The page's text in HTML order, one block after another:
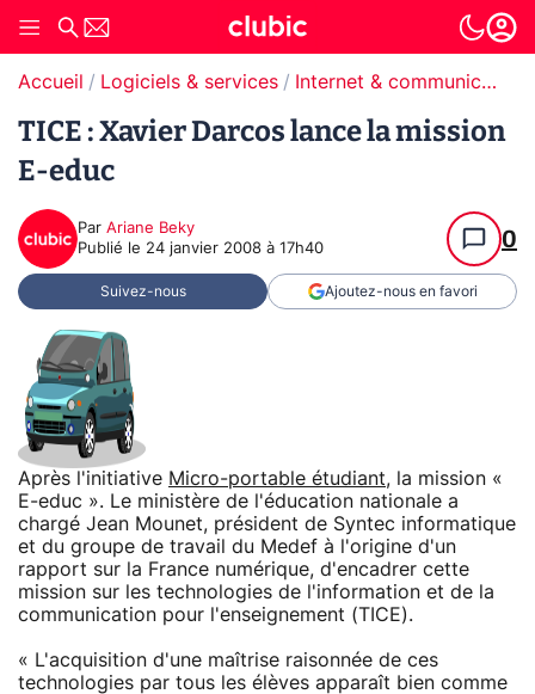
Accueil Logiciels & services Internet & communication
TICE : Xavier Darcos lance la mission
E-educ
Par Ariane Beky
Publié le 24 janvier 2008 à 17h40 0
Suivez-nous Ajoutez-nous en favori
Après l'initiative Micro-portable étudiant, la mission «
E-educ ». Le ministère de l'éducation nationale a
chargé Jean Mounet, président de Syntec informatique
et du groupe de travail du Medef à l'origine d'un
rapport sur la France numérique, d'encadrer cette
mission sur les technologies de l'information et de la
communication pour l'enseignement (TICE).
« L'acquisition d'une maîtrise raisonnée de ces
technologies par tous les élèves apparaît bien comme